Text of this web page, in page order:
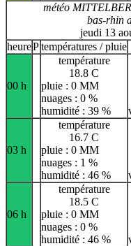
météo
bas-rhin
jeudi 13
heurePtempératures / pluie
00 h
température
18.8 C
pluie : 0 MM
nuages : 0 %
humidité : 39 %
03 h
température
16.7 C
pluie : 0 MM
nuages : 1 %
humidité : 46 %
06 h
température
18.5 C
pluie : 0 MM
nuages : 0 %
humidité : 46 %